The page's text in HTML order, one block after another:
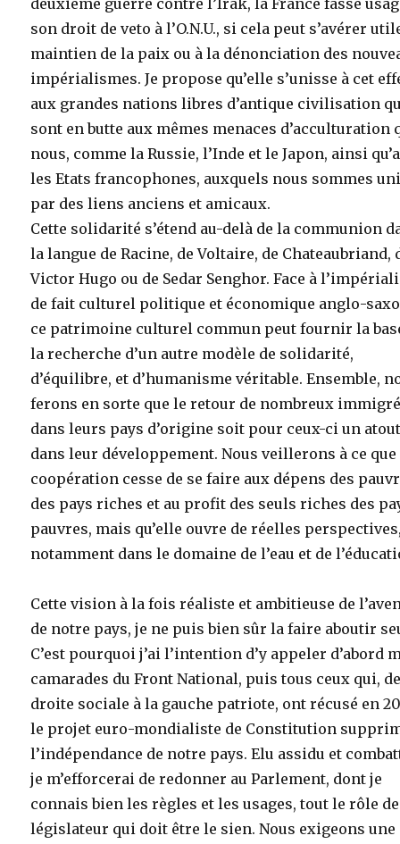
deuxième guerre contre l’Irak, la France fasse
son droit de veto à l’O.N.U., si cela peut s’avérer
maintien de la paix ou à la dénonciation des
impérialismes. Je propose qu’elle s’unisse à cet
aux grandes nations libres d’antique civilisation
sont en butte aux mêmes menaces d’acculturation
nous, comme la Russie, l’Inde et le Japon, ainsi
les Etats francophones, auxquels nous sommes
par des liens anciens et amicaux.
Cette solidarité s’étend au-delà de la communion
la langue de Racine, de Voltaire, de Chateaubriand,
Victor Hugo ou de Sedar Senghor. Face à
de fait culturel politique et économique anglo-
ce patrimoine culturel commun peut fournir la
la recherche d’un autre modèle de solidarité,
d’équilibre, et d’humanisme véritable. Ensemble,
ferons en sorte que le retour de nombreux
dans leurs pays d’origine soit pour ceux-ci un
dans leur développement. Nous veillerons à ce que
coopération cesse de se faire aux dépens des
des pays riches et au profit des seuls riches des
pauvres, mais qu’elle ouvre de réelles
notamment dans le domaine de l’eau et de
Cette vision à la fois réaliste et ambitieuse de
de notre pays, je ne puis bien sûr la faire aboutir
C’est pourquoi j’ai l’intention d’y appeler d’abord
camarades du Front National, puis tous ceux qui,
droite sociale à la gauche patriote, ont récusé en
le projet euro-mondialiste de Constitution
l’indépendance de notre pays. Elu assidu et
je m’efforcerai de redonner au Parlement, dont je
connais bien les règles et les usages, tout le rôle de
législateur qui doit être le sien. Nous exigeons une